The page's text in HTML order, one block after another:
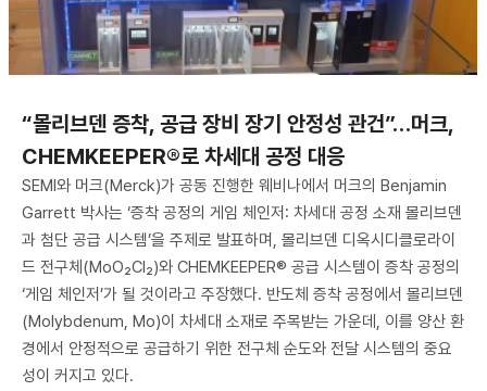
“몰리브덴 증착, 공급 장비 장기 안정성 관건”…머크,
CHEMKEEPER®로 차세대 공정 대응
SEMI와 머크(Merck)가 공동 진행한 웨비나에서 머크의 Benjamin
Garrett 박사는 ‘증착 공정의 게임 체인저: 차세대 공정 소재 몰리브덴
과 첨단 공급 시스템’을 주제로 발표하며, 몰리브덴 디옥시디클로라이
드 전구체(MoO₂Cl₂)와 CHEMKEEPER® 공급 시스템이 증착 공정의
‘게임 체인저’가 될 것이라고 주장했다. 반도체 증착 공정에서 몰리브덴
(Molybdenum, Mo)이 차세대 소재로 주목받는 가운데, 이를 양산 환
경에서 안정적으로 공급하기 위한 전구체 순도와 전달 시스템의 중요
성이 커지고 있다.